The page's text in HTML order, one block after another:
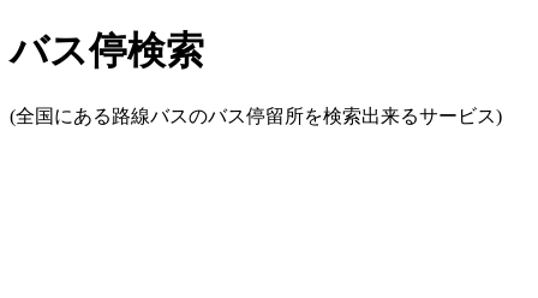
バス停検索
(全国にある路線バスのバス停留所を検索出来るサービス)